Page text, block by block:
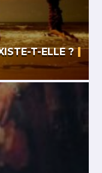
T-ELLE ?